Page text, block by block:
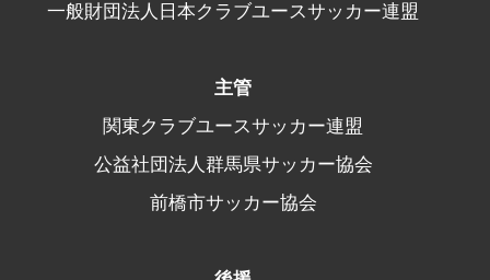
一般財団法人日本クラブユースサッカー連盟
主管
関東クラブユースサッカー連盟
公益社団法人群馬県サッカー協会
前橋市サッカー協会